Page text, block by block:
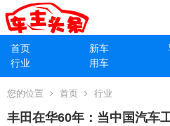
首页 新车
行业
用车
您的位置 首页 行业
丰田在华60年：当中国汽车